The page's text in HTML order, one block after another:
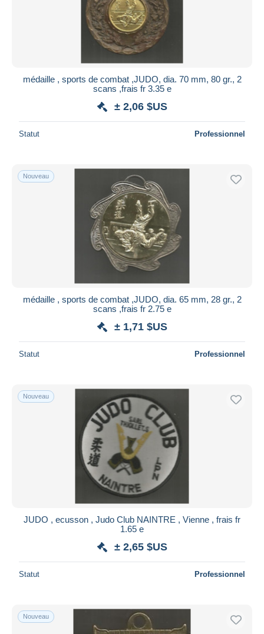
médaille , sports de combat ,JUDO, dia. 70 mm, 80 gr., 2
scans ,frais fr 3.35 e
± 2,06 $US
Statut Professionnel
Nouveau
médaille , sports de combat ,JUDO, dia. 65 mm, 28 gr., 2
scans ,frais fr 2.75 e
± 1,71 $US
Statut Professionnel
Nouveau
JUDO , ecusson , Judo Club NAINTRE , Vienne , frais fr
1.65 e
± 2,65 $US
Statut Professionnel
Nouveau